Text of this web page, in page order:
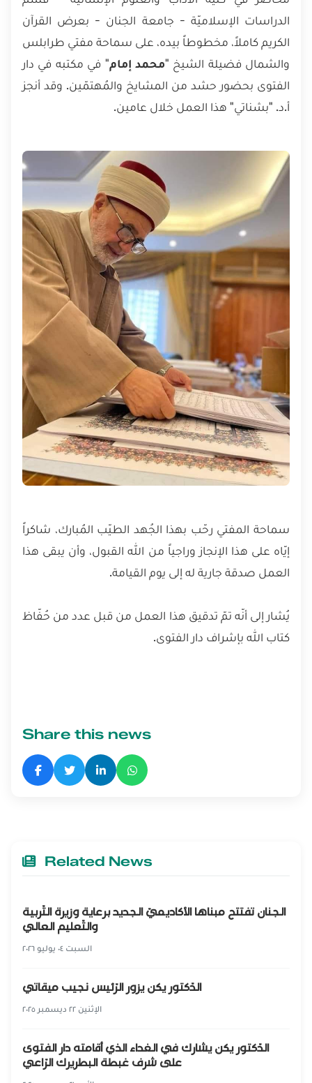
الدراسات الإسلاميّة - جامعة الجنان - بعرض القرآن
الكريم كاملاً، مخطوطاً بيده، على سماحة مفتي طرابلس
والشمال فضيلة الشيخ "محمد إمام" في مكتبه في دار
الفتوى بحضور حشد من المشايخ والمُهتمّين. وقد أنجز
أ.د. "بشناتي" هذا العمل خلال عامين.
سماحة المفتي رحّب بهذا الجُهد الطيّب المُبارك، شاكراً
إيّاه على هذا الإنجاز وراجياً من الله القبول، وأن يبقى هذا
العمل صدقة جارية له إلى يوم القيامة.
يُشار إلى أنّه تمّ تدقيق هذا العمل من قبل عدد من حُفّاظ
كتاب الله بإشراف دار الفتوى.
Share this news
Related News
الجنان تفتتح مبناها الأكاديميّ الجديد برعاية وزيرة التّربية
والتّعليم العالي
السبت ٠٤ يوليو ٢٠٢٦
الدّكتور يكن يزور الرّئيس نجيب ميقاتي
الإثنين ٢٢ ديسمبر ٢٠٢٥
الدّكتور يكن يشارك في الغداء الذي أقامته دار الفتوى
على شرف غبطة البطريرك الرّاعي